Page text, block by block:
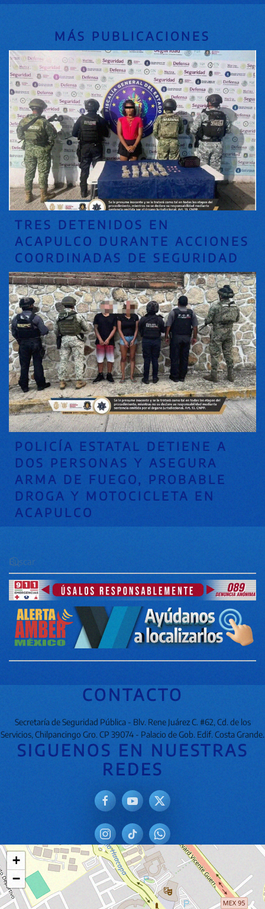
MÁS PUBLICACIONES
TRES DETENIDOS EN
ACAPULCO DURANTE ACCIONES
COORDINADAS DE SEGURIDAD
POLICÍA ESTATAL DETIENE A
DOS PERSONAS Y ASEGURA
ARMA DE FUEGO, PROBABLE
DROGA Y MOTOCICLETA EN
ACAPULCO
CONTACTO
Secretaría de Seguridad Pública - Blv. Rene Juárez C. #62, Cd. de los
Servicios, Chilpancingo Gro. CP 39074 - Palacio de Gob. Edif. Costa Grande.
SIGUENOS EN NUESTRAS
REDES
+
−